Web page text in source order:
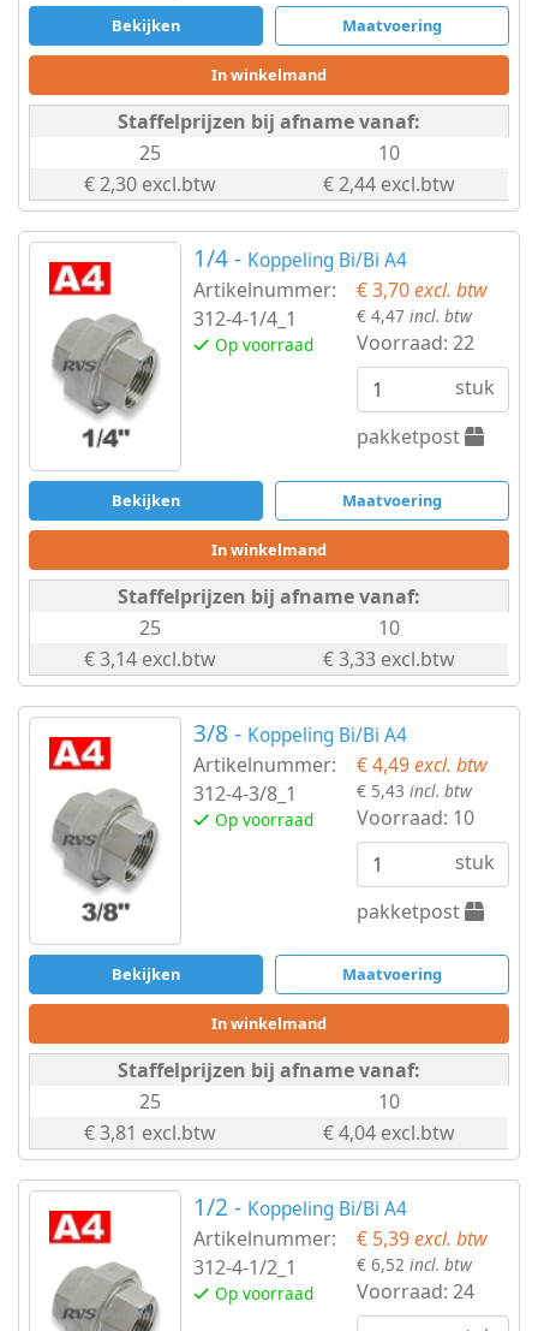
Kogelkranen
Kruis-
stuk
Lasnippel
Plug
zeskant
Slangklemmen
Slangpilaar
Sok
hele
&
halve
T-
stuk
Verloop
ring
Verloop
sok
Verloop
zeskant
Zeskantmoer
BSPP
Huiddoorvoer
Metaalbewerking
Bits
Bekijken Maatvoering
In winkelmand
Staffelprijzen bij afname vanaf:
25
10
€ 2,30 excl.btw
€ 2,44 excl.btw
1/4 - Koppeling Bi/Bi A4
Artikelnummer:
312-4-1/4_1
Op voorraad
€ 3,70excl. btw
€ 4,47 incl. btw
Voorraad:22
stuk
pakketpost
Bekijken Maatvoering
In winkelmand
Staffelprijzen bij afname vanaf:
25
10
€ 3,14 excl.btw
€ 3,33 excl.btw
3/8 - Koppeling Bi/Bi A4
Artikelnummer:
312-4-3/8_1
Op voorraad
€ 4,49excl. btw
€ 5,43 incl. btw
Voorraad: 10
stuk
pakketpost
Bekijken Maatvoering
In winkelmand
Staffelprijzen bij afname vanaf:
25
10
€ 3,81 excl.btw
€ 4,04 excl.btw
1/2 - Koppeling Bi/Bi A4
Artikelnummer:
312-4-1/2_1
Op voorraad
€ 5,39excl. btw
€ 6,52 incl. btw
Voorraad:24